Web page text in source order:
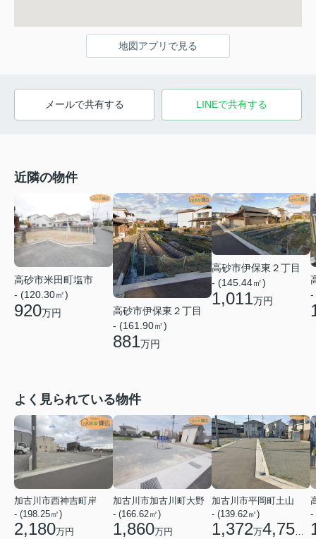
地図アプリで見る
メールで共有する LINEで共有する
近隣の物件
高砂市米田町塩市
- (120.30㎡)
920万円
高砂市伊保東２丁目
- (161.90㎡)
881万円
高砂市伊保東２丁目
- (145.44㎡)
1,011万円
-
よく見られている物件
加古川市西神吉町岸
- (198.25㎡)
2,180万円
加古川市加古川町大野
- (166.62㎡)
1,860万円
加古川市平岡町土山
- (139.62㎡)
1,372万4,750 円
-